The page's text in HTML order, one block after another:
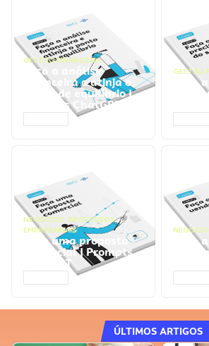
GESTÃO FINANCEIRA
Faça a análise
financeira e atinja o
ponto de equilíbrio |
Prompts ChatGPT
GESTÃO
Faça
seu
NEGÓCIOS, PROCESSOS
EMPRESARIAIS
Faça uma proposta
comercial | Prompts
ChatGPT
Faça
ÚLTIMOS ARTIGOS